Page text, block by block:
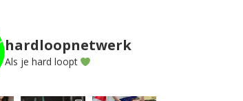
hardloopnetwerk
Als je hard loopt